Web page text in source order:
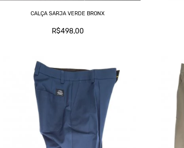
CALÇA SARJA VERDE BRONX
R$498,00